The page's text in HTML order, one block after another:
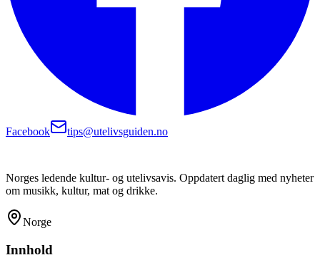
Facebook tips@utelivsguiden.no
Norges ledende kultur- og utelivsavis. Oppdatert daglig med nyheter
om musikk, kultur, mat og drikke.
Norge
Innhold